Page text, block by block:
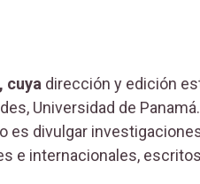
cuya dirección y edición
Universidad de
es divulgar
e internacionales,